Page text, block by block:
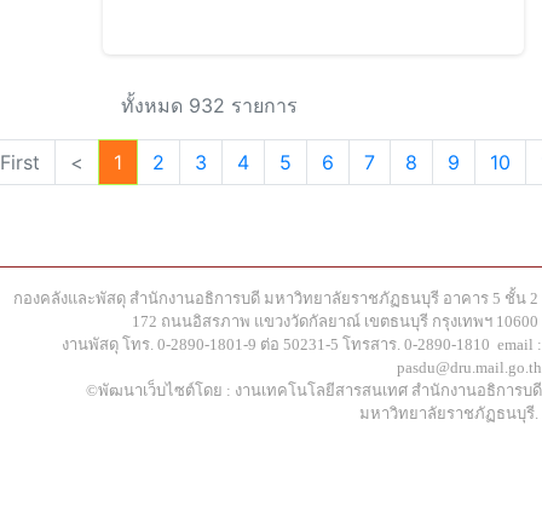
ทั้งหมด 932 รายการ
First < 1 2 3 4 5 6 7 8 9 10
กองคลังและพัสดุ สำนักงานอธิการบดี มหาวิทยาลัยราชภัฏธนบุรี อาคาร 5 ชั้น 2
172 ถนนอิสรภาพ แขวงวัดกัลยาณ์ เขตธนบุรี กรุงเทพฯ 10600
งานพัสดุ โทร. 0-2890-1801-9 ต่อ 50231-5 โทรสาร. 0-2890-1810 email :
pasdu@dru.mail.go.th
©พัฒนาเว็บไซต์โดย : งานเทคโนโลยีสารสนเทศ สำนักงานอธิการบดี
มหาวิทยาลัยราชภัฏธนบุรี.